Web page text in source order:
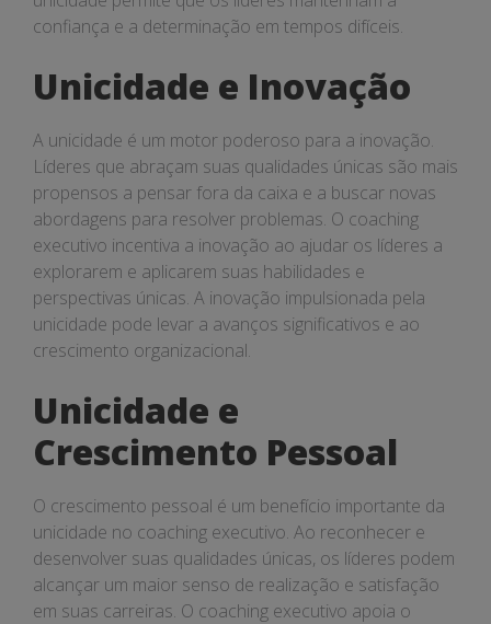
confiança e a determinação em tempos difíceis.
Unicidade e Inovação
A unicidade é um motor poderoso para a inovação.
Líderes que abraçam suas qualidades únicas são mais
propensos a pensar fora da caixa e a buscar novas
abordagens para resolver problemas. O coaching
executivo incentiva a inovação ao ajudar os líderes a
explorarem e aplicarem suas habilidades e
perspectivas únicas. A inovação impulsionada pela
unicidade pode levar a avanços significativos e ao
crescimento organizacional.
Unicidade e
Crescimento Pessoal
O crescimento pessoal é um benefício importante da
unicidade no coaching executivo. Ao reconhecer e
desenvolver suas qualidades únicas, os líderes podem
alcançar um maior senso de realização e satisfação
em suas carreiras. O coaching executivo apoia o